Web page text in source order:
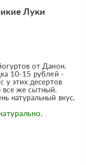
Луки
от Данон.
10-15 рублей -
у этих десертов
все же сытный.
натуральный вкус.